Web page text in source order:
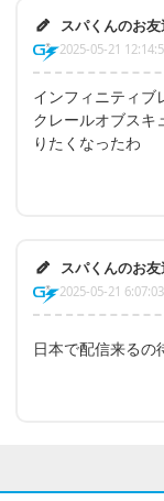
スパくんのお友
2025-05-21
インフィニティブ
クレールオブスキ
りたくなったわ
スパくんのお友
2025-05-21 6:07:03
日本で配信来るの